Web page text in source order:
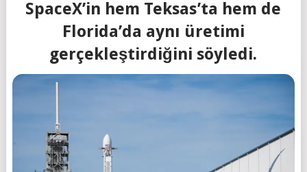
SpaceX’in hem Teksas’ta hem de
Florida’da aynı üretimi
gerçekleştirdiğini söyledi.